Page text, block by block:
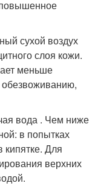
сухой воздух
слоя кожи.
меньше
обезвоживанию,
вода . Чем ниже
в попытках
кипятке. Для
верхних